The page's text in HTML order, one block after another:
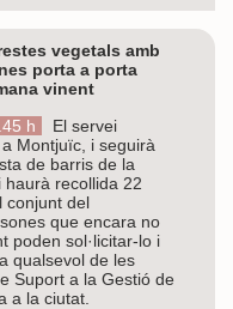
vegetals amb
porta a porta
vinent
h
El servei
Montjuïc, i seguirà
de barris de la
recollida 22
conjunt del
que encara no
poden sol·licitar-lo i
qualsevol de les
Suport a la Gestió de
a la ciutat.